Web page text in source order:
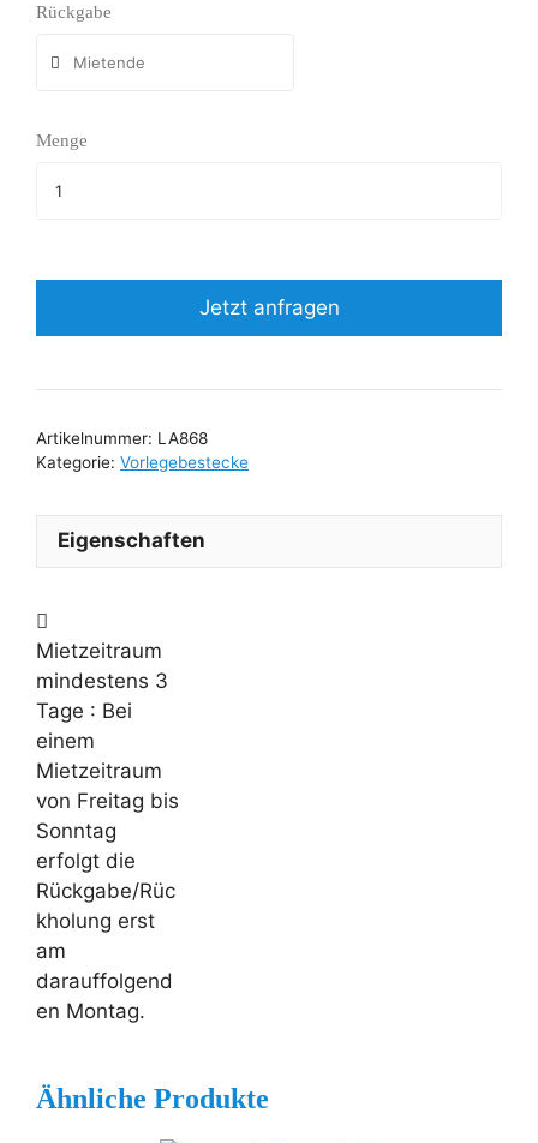
Rückgabe
Menge
Jetzt anfragen
Artikelnummer: LA868
Kategorie: Vorlegebestecke
Eigenschaften
Mietzeitraum
mindestens 3
Tage : Bei
einem
Mietzeitraum
von Freitag bis
Sonntag
erfolgt die
Rückgabe/Rüc
kholung erst
am
darauffolgend
en Montag.
Ähnliche Produkte